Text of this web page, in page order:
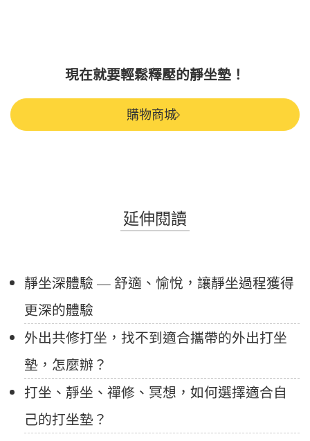
現在就要輕鬆釋壓的靜坐墊！
購物商城
延伸閱讀
靜坐深體驗 — 舒適、愉悅，讓靜坐過程獲得
更深的體驗
外出共修打坐，找不到適合攜帶的外出打坐
墊，怎麼辦？
打坐、靜坐、禪修、冥想，如何選擇適合自
己的打坐墊？